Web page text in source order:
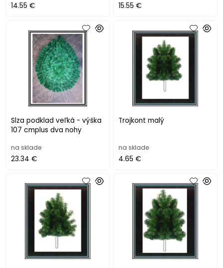
14.55 € 15.55 €
Slza podklad veľká - výška
107 cmplus dva nohy
na sklade
23.34 €
Trojkont malý
na sklade
4.65 €